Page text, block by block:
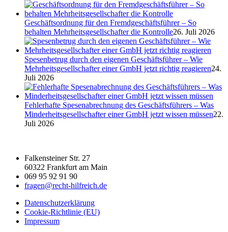
Geschäftsordnung für den Fremdgeschäftsführer – So
behalten Mehrheitsgesellschafter die Kontrolle26. Juli 2026
Spesenbetrug durch den eigenen Geschäftsführer – Wie
Mehrheitsgesellschafter einer GmbH jetzt richtig reagieren24.
Juli 2026
Fehlerhafte Spesenabrechnung des Geschäftsführers – Was
Minderheitsgesellschafter einer GmbH jetzt wissen müssen22.
Juli 2026
Falkensteiner Str. 27
60322 Frankfurt am Main
069 95 92 91 90
fragen@recht-hilfreich.de
Datenschutzerklärung
Cookie-Richtlinie (EU)
Impressum